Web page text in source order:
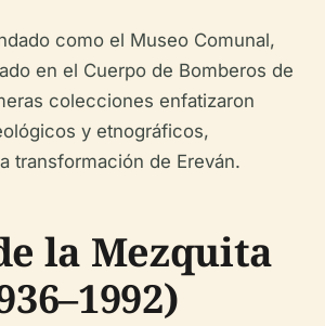
como el Museo Comunal,
en el Cuerpo de Bomberos de
colecciones enfatizaron
y etnográficos,
transformación de Ereván.
la Mezquita